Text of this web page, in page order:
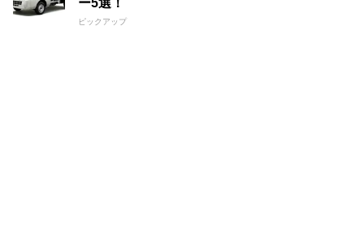
ー5選！
ピックアップ